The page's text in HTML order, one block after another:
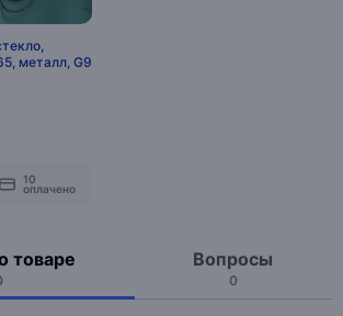
металл, G9
10
оплачено
товаре Вопросы
0